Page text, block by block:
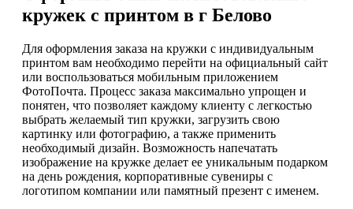
кружек с принтом в г Белово
Для оформления заказа на кружки с индивидуальным
принтом вам необходимо перейти на официальный сайт
или воспользоваться мобильным приложением
ФотоПочта. Процесс заказа максимально упрощен и
понятен, что позволяет каждому клиенту с легкостью
выбрать желаемый тип кружки, загрузить свою
картинку или фотографию, а также применить
необходимый дизайн. Возможность напечатать
изображение на кружке делает ее уникальным подарком
на день рождения, корпоративные сувениры с
логотипом компании или памятный презент с именем.